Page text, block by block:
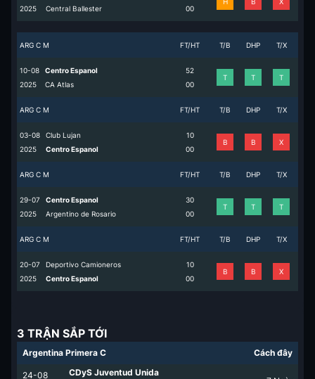
2025 Central Ballester 00
ARG C M FT/HT T/B DHP T/X
10-08
2025
Centro Espanol
CA Atlas
5
0
2
0
T T T
ARG C M FT/HT T/B DHP T/X
03-08
2025
Club Lujan
Centro Espanol
1
0
0
0
B B X
ARG C M FT/HT T/B DHP T/X
29-07
2025
Centro Espanol
Argentino de Rosario
3
0
0
0
T T T
ARG C M FT/HT T/B DHP T/X
20-07
2025
Deportivo Camioneros
Centro Espanol
1
0
0
0
B B X
3 TRẬN SẮP TỚI
Argentina Primera C Cách đây
24-08
CDyS Juventud Unida